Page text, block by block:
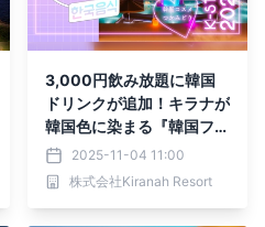
3,000円飲み放題に韓国
ドリンクが追加！キラナが
韓国色に染まる『韓国フェ
ア』第二弾開催｜2025年
11月1日（土）～30日
（日）【キラナガーデン豊
2025-11-04 11:00
株式会社Kiranah Resort